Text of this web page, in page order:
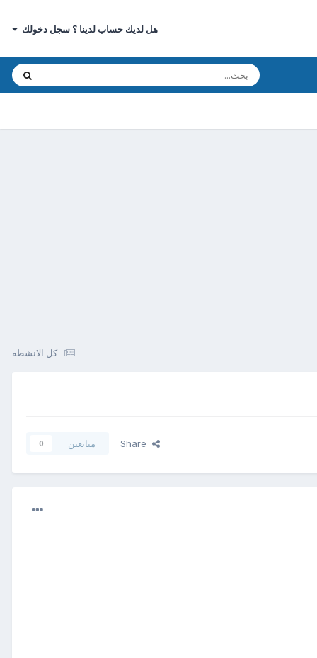
هل لديك حساب لدينا ؟ سجل دخولك
كل الانشطه
متابعين 0